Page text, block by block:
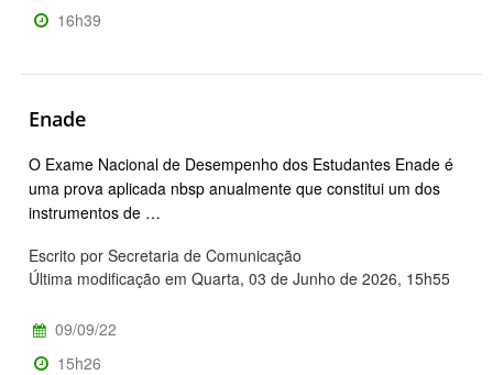
16h39
Enade
O Exame Nacional de Desempenho dos Estudantes Enade é
uma prova aplicada nbsp anualmente que constitui um dos
instrumentos de …
Escrito por Secretaria de Comunicação
Última modificação em Quarta, 03 de Junho de 2026, 15h55
09/09/22
15h26